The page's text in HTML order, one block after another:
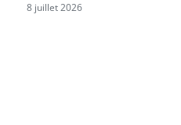
8 juillet 2026